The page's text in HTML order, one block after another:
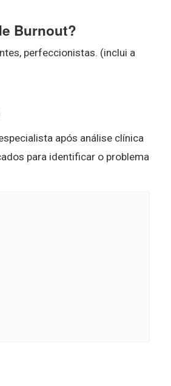
Burnout?
perfeccionistas. (inclui a
após análise clínica
para identificar o problema